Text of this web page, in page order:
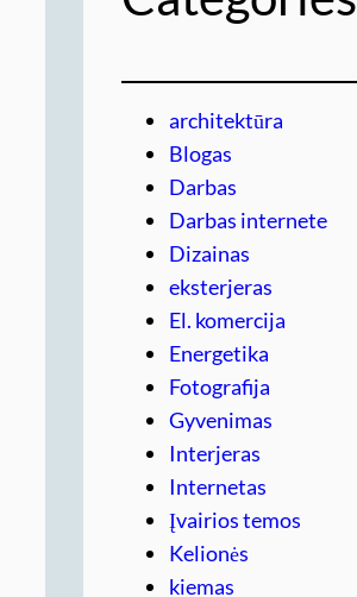
architektūra
Blogas
Darbas
Darbas internete
Dizainas
eksterjeras
El. komercija
Energetika
Fotografija
Gyvenimas
Interjeras
Internetas
Įvairios temos
Kelionės
kiemas